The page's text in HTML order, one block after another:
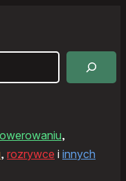
,
, rozrywce i innych